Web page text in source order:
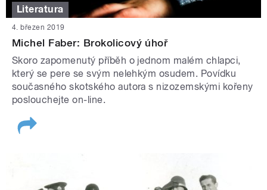
Literatura
4. březen 2019
Michel Faber: Brokolicový úhoř
Skoro zapomenutý příběh o jednom malém chlapci,
který se pere se svým nelehkým osudem. Povídku
současného skotského autora s nizozemskými kořeny
poslouchejte on-line.